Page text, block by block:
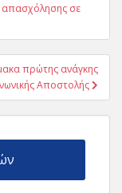
απασχόλησης σε
πρώτης ανάγκης
Αποστολής